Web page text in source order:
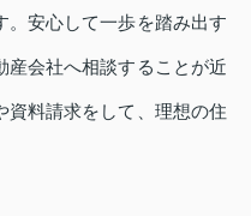
。安心して一歩を踏み出す
産会社へ相談することが近
資料請求をして、理想の住